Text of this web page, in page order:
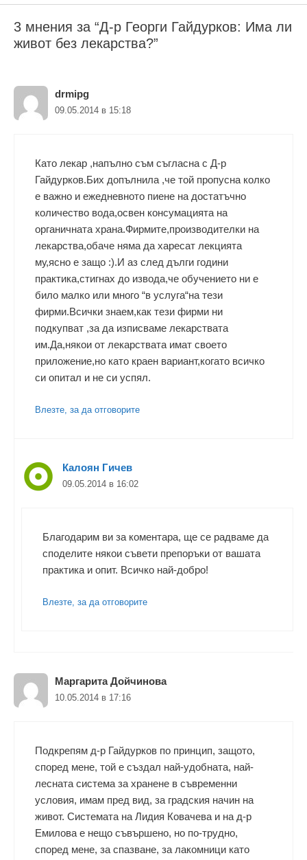
3 мнения за “Д-р Георги Гайдурков: Има ли
живот без лекарства?”
drmipg
09.05.2014 в 15:18
Като лекар ,напълно съм съгласна с Д-р
Гайдурков.Бих допълнила ,че той пропусна колко
е важно и eжедневното пиене на достатъчно
количество вода,освен консумацията на
органичната храна.Фирмите,производителки на
лекарства,обаче няма да харесат лекцията
му,ясно е защо :).И аз след дълги години
практика,стигнах до извода,че обучението ни е
било малко или много “в услуга“на тези
фирми.Всички знаем,как тези фирми ни
подкупват ,за да изписваме лекарствата
им.Да,някои от лекарствата имат своето
приложение,но като краен вариант,когато всичко
си опитал и не си успял.
Влезте, за да отговорите
Калоян Гичев
09.05.2014 в 16:02
Благодарим ви за коментара, ще се радваме да
споделите някои съвети препоръки от вашата
практика и опит. Всичко най-добро!
Влезте, за да отговорите
Маргарита Дойчинова
10.05.2014 в 17:16
Подкрепям д-р Гайдурков по принцип, защото,
според мене, той е създал най-удобната, най-
лесната система за хранене в съвременни
условия, имам пред вид, за градския начин на
живот. Системата на Лидия Ковачева и на д-р
Емилова е нещо съвършено, но по-трудно,
според мене, за спазване, за лакомници като